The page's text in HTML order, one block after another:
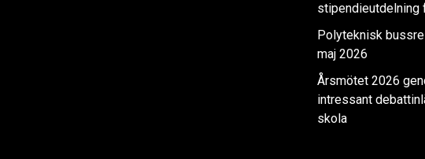
stipendieutdelning
Polyteknisk
maj 2026
Årsmötet 2026
intressant
skola